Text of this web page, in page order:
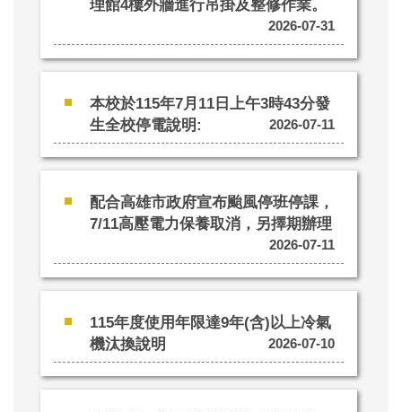
理館4樓外牆進行吊掛及整修作業。
2026-07-31
本校於115年7月11日上午3時43分發
生全校停電說明:
2026-07-11
配合高雄市政府宣布颱風停班停課，
7/11高壓電力保養取消，另擇期辦理
2026-07-11
115年度使用年限達9年(含)以上冷氣
機 汰換說明
2026-07-10